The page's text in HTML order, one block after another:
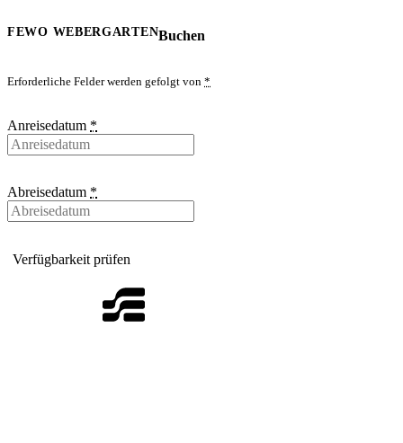
FEWO WEBERGARTENBuchen
Erforderliche Felder werden gefolgt von *
Anreisedatum *
Abreisedatum *